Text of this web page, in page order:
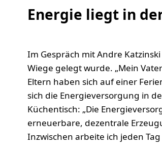
Energie liegt in
Im Gespräch mit Andre
Wiege gelegt wurde. „Mein
Eltern haben sich auf einer
sich die Energieversorgung in
Küchentisch: „Die
erneuerbare, dezentrale
Inzwischen arbeite ich jeden